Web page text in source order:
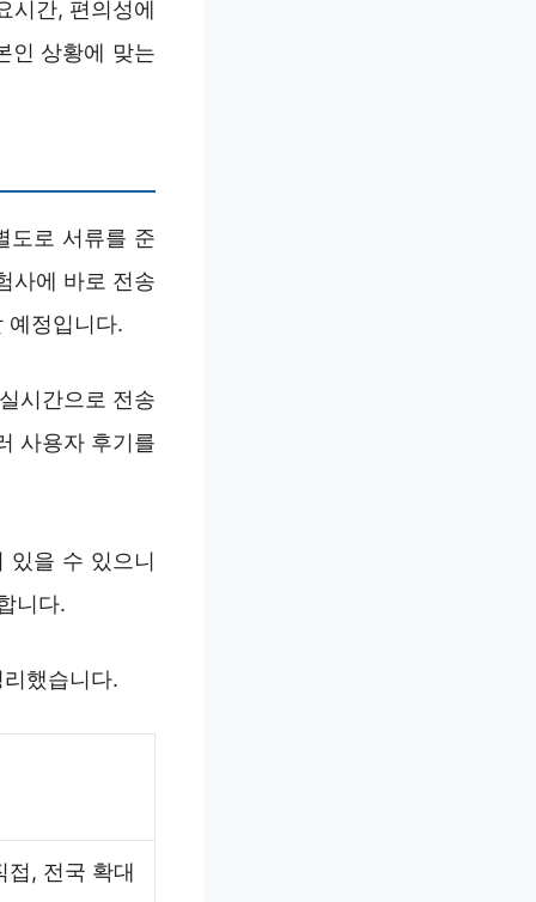
시간, 편의성에
인 상황에 맞는
도로 서류를 준
사에 바로 전송
예정입니다.
시간으로 전송
사용자 후기를
있을 수 있으니
니다.
했습니다.
접, 전국 확대